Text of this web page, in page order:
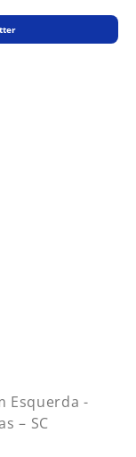
Esquerda -
– SC